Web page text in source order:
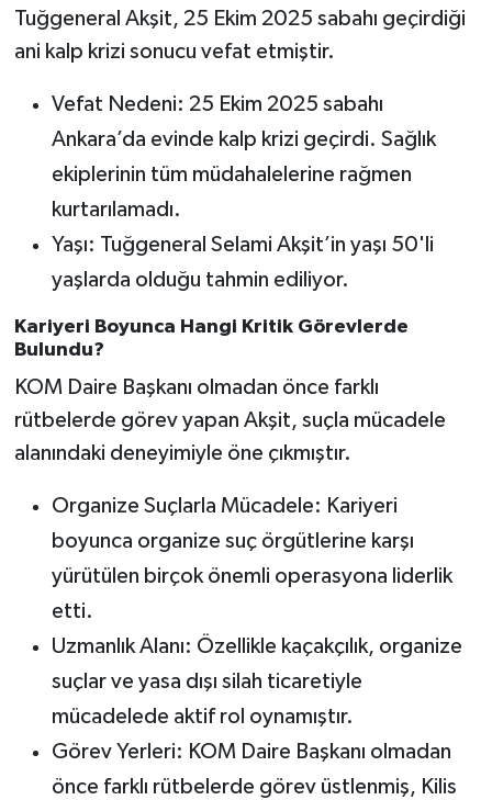
Tuğgeneral Akşit, 25 Ekim 2025 sabahı geçirdiği
ani kalp krizi sonucu vefat etmiştir.
Vefat Nedeni: 25 Ekim 2025 sabahı
Ankara’da evinde kalp krizi geçirdi. Sağlık
ekiplerinin tüm müdahalelerine rağmen
kurtarılamadı.
Yaşı: Tuğgeneral Selami Akşit’in yaşı 50'li
yaşlarda olduğu tahmin ediliyor.
Kariyeri Boyunca Hangi Kritik Görevlerde
Bulundu?
KOM Daire Başkanı olmadan önce farklı
rütbelerde görev yapan Akşit, suçla mücadele
alanındaki deneyimiyle öne çıkmıştır.
Organize Suçlarla Mücadele: Kariyeri
boyunca organize suç örgütlerine karşı
yürütülen birçok önemli operasyona liderlik
etti.
Uzmanlık Alanı: Özellikle kaçakçılık, organize
suçlar ve yasa dışı silah ticaretiyle
mücadelede aktif rol oynamıştır.
Görev Yerleri: KOM Daire Başkanı olmadan
önce farklı rütbelerde görev üstlenmiş, Kilis